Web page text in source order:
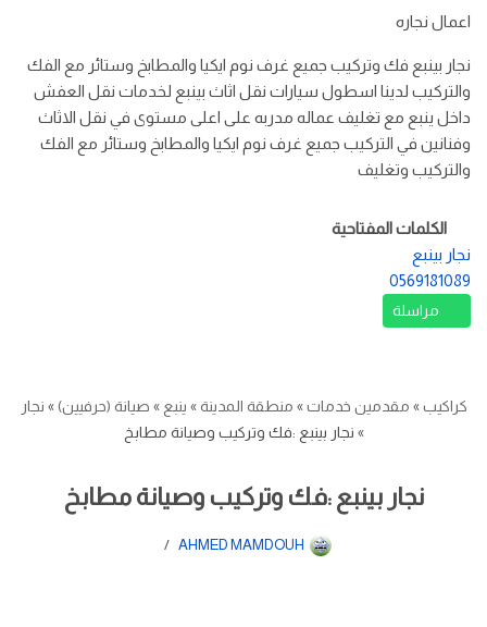
اعمال نجاره
نجار بينبع فك وتركيب جميع غرف نوم ايكيا والمطابخ وستائر مع الفك
والتركيب لدينا اسطول سيارات نقل اثاث بينبع لخدمات نقل العفش
داخل ينبع مع تغليف عماله مدربه على اعلى مستوى في نقل الاثاث
وفنانين في التركيب جميع غرف نوم ايكيا والمطابخ وستائر مع الفك
والتركيب وتغليف
الكلمات المفتاحية
نجار بينبع
0569181089
مراسلة
كراكيب» مقدمين خدمات» منطقة المدينة» ينبع » صيانة (حرفيين)» نجار
» نجار بينبع :فك وتركيب وصيانة مطابخ
نجار بينبع :فك وتركيب وصيانة مطابخ
AHMED MAMDOUH